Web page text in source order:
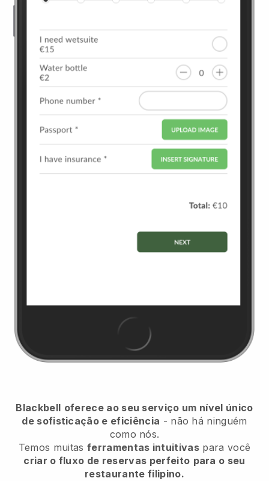
Blackbell oferece ao seu serviço um nível único
de sofisticação e eficiência - não há ninguém
como nós.
Temos muitas ferramentas intuitivas para você
criar o fluxo de reservas perfeito para o seu
restaurante filipino.